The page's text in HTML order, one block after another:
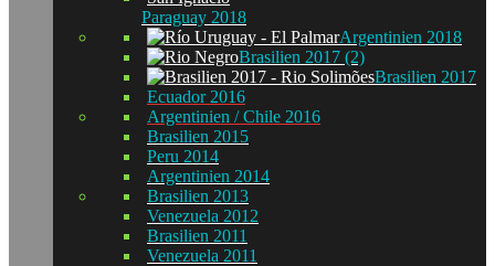
Paraguay 2018
Argentinien 2018
Brasilien 2017 (2)
Brasilien 2017
Ecuador 2016
Argentinien / Chile 2016
Brasilien 2015
Peru 2014
Argentinien 2014
Brasilien 2013
Venezuela 2012
Brasilien 2011
Venezuela 2011